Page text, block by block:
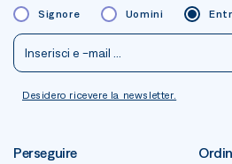
Signore Uomini
Desidero ricevere la newsletter.
Perseguire